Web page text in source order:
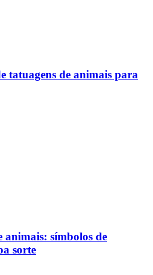
tatuagens de animais para
animais: símbolos de
sorte